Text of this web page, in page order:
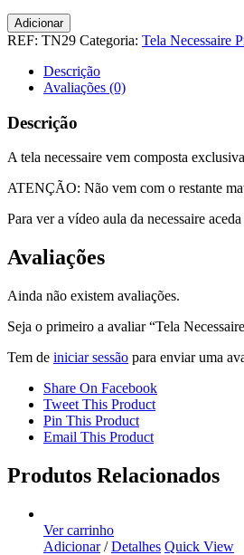
Quantidade
de
Necessaire
para
29
Adicionar
REF: TN29 Categoria: Tela Necessaire
Descrição
Avaliações (0)
Descrição
A tela necessaire vem composta
ATENÇÃO: Não vem com o restante
Para ver a vídeo aula da necessaire
Avaliações
Ainda não existem avaliações.
Seja o primeiro a avaliar “Tela
Tem de iniciar sessão para enviar uma
Share On Facebook
Tweet This Product
Pin This Product
Email This Product
Produtos Relacionados
Ver carrinho
Adicionar/ Detalhes Quick View